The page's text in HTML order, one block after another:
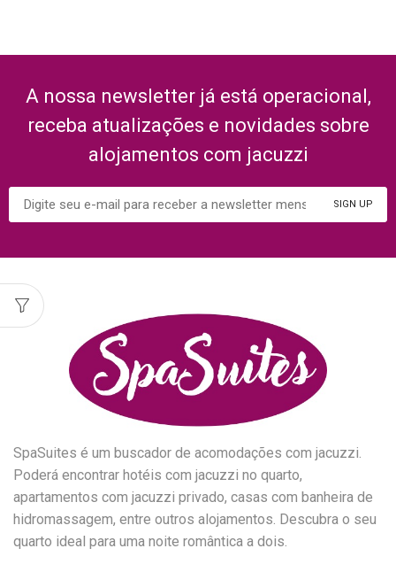
A nossa newsletter já está operacional,
receba atualizações e novidades sobre
alojamentos com jacuzzi
SpaSuites é um buscador de acomodações com jacuzzi.
Poderá encontrar hotéis com jacuzzi no quarto,
apartamentos com jacuzzi privado, casas com banheira de
hidromassagem, entre outros alojamentos. Descubra o seu
quarto ideal para uma noite romântica a dois.